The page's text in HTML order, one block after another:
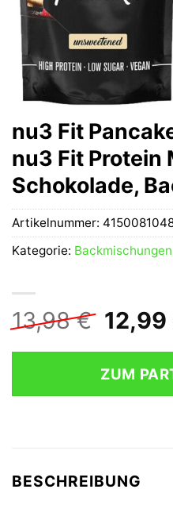
nu3 Fit
nu3 Fit Protein
Schokolade,
13,98€
Preis
war:
13,98
12,99
ZUM
Artikelnummer:
Kategorie: Backmischungen
BESCHREIBUNG